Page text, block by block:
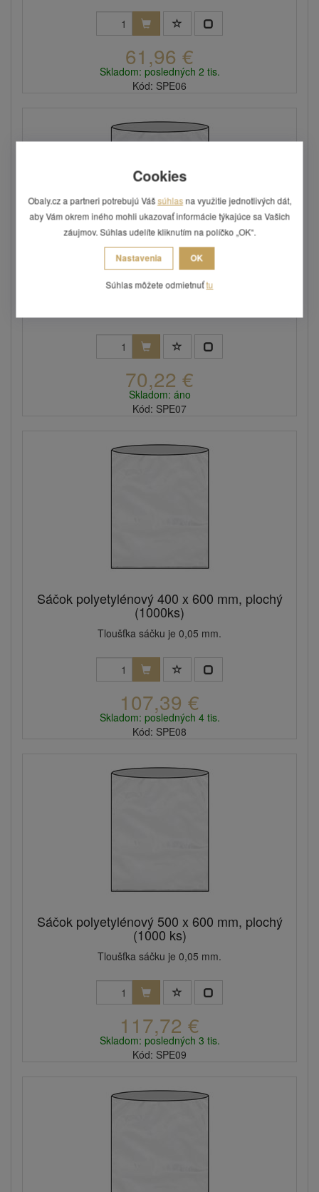
61,96 €
Skladom: posledných 2 tis.
Kód: SPE06
Sáčok polyetylénový 350 x 500 mm, plochý
(1000 ks)
70,22 €
Skladom: áno
Kód: SPE07
Sáčok polyetylénový 400 x 600 mm, plochý
(1000ks)
Tloušťka sáčku je 0,05 mm.
107,39 €
Skladom: posledných 4 tis.
Kód: SPE08
Sáčok polyetylénový 500 x 600 mm, plochý
(1000 ks)
Tloušťka sáčku je 0,05 mm.
117,72 €
Skladom: posledných 3 tis.
Kód: SPE09
Cookies
Obaly.cz a partneri potrebujú Vášsúhlas na využitie jednotlivých dát,
aby Vám okrem iného mohli ukazovať informácie týkajúce sa Vašich
záujmov. Súhlas udelíte kliknutím na políčko „OK“.
Nastavenia OK
Súhlas môžete odmietnuťtu